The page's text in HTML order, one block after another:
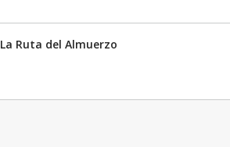
La Ruta del Almuerzo